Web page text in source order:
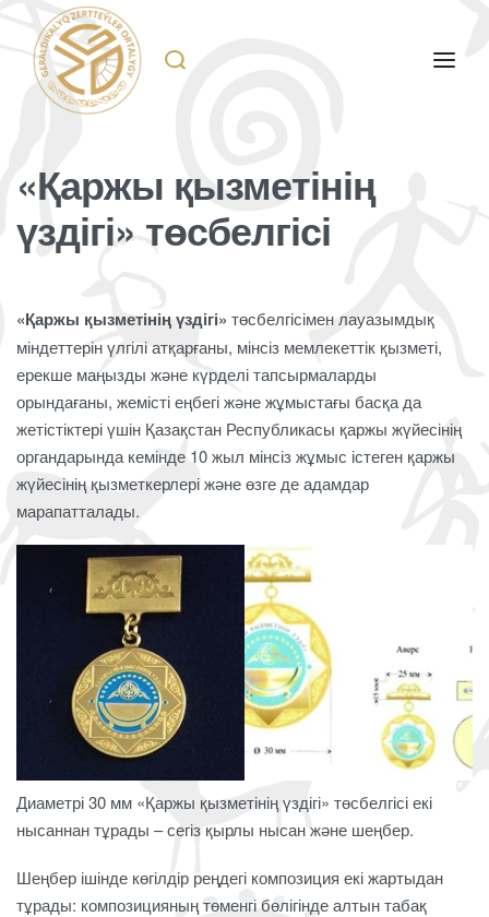
«Қаржы қызметінің
үздігі» төсбелгісі
«Қаржы қызметінің үздігі» төсбелгісімен лауазымдық
міндеттерін үлгілі атқарғаны, мінсіз мемлекеттік қызметі,
ерекше маңызды және күрделі тапсырмаларды
орындағаны, жемісті еңбегі және жұмыстағы басқа да
жетістіктері үшін Қазақстан Республикасы қаржы жүйесінің
органдарында кемінде 10 жыл мінсіз жұмыс істеген қаржы
жүйесінің қызметкерлері және өзге де адамдар
марапатталады.
Диаметрі 30 мм «Қаржы қызметінің үздігі» төсбелгісі екі
нысаннан тұрады – сегіз қырлы нысан және шеңбер.
Шеңбер ішінде көгілдір реңдегі композиция екі жартыдан
тұрады: композицияның төменгі бөлігінде алтын табақ